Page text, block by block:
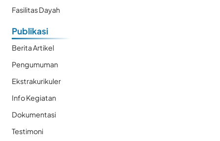
Fasilitas Dayah
Publikasi
Berita Artikel
Pengumuman
Ekstrakurikuler
Info Kegiatan
Dokumentasi
Testimoni